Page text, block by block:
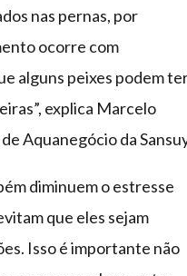
nas pernas, por
ocorre com
alguns peixes podem
explica Marcelo
Aquanegócio da
diminuem o estresse
que eles sejam
Isso é importante não